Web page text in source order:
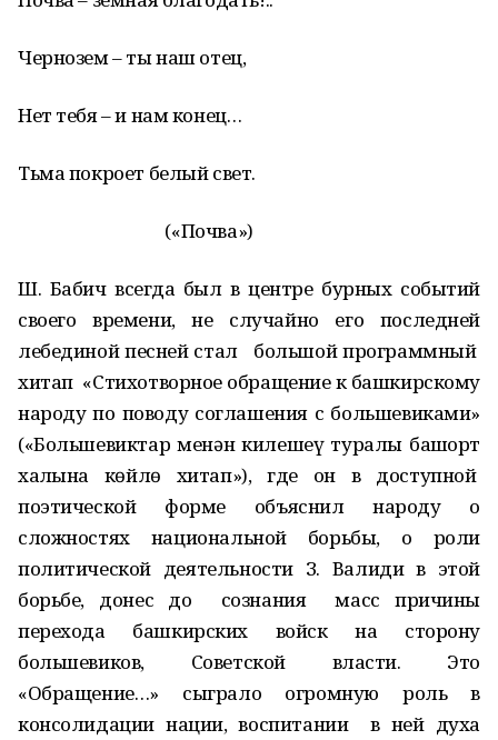
Чернозем – ты наш отец,
Нет тебя – и нам конец…
Тьма покроет белый свет.
(«Почва»)
Ш. Бабич всегда был в центре бурных событий
своего времени, не случайно его последней
лебединой песней стал большой программный
хитап «Стихотворное обращение к башкирскому
народу по поводу соглашения с большевиками»
(«Большевиктар менән килешеү туралы башҡорт
халҡына көйлө хитап»), где он в доступной
поэтической форме объяснил народу о
сложностях национальной борьбы, о роли
политической деятельности З. Валиди в этой
борьбе, донес до сознания масс причины
перехода башкирских войск на сторону
большевиков, Советской власти. Это
«Обращение…» сыграло огромную роль в
консолидации нации, воспитании в ней духа